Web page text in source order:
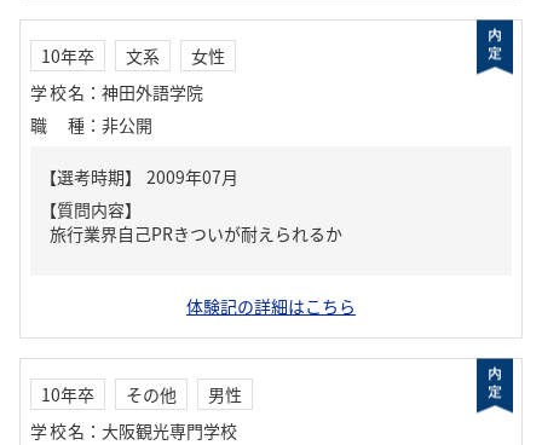
10年卒 文系
女性
学校名 ： 神田外語学院
職種 ： 非公開
【質問内容】
旅行業界自己PRきついが耐えられるか
体験記の詳細はこちら
10年卒 その他
男性
学校名 ： 大阪観光専門学校